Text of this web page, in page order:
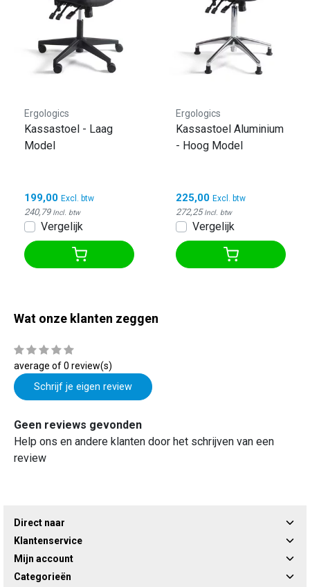
Ergologics
Kassastoel - Laag
Model
199,00 Excl. btw
240,79 Incl. btw
Vergelijk
Ergologics
Kassastoel Aluminium
- Hoog Model
225,00 Excl. btw
272,25 Incl. btw
Vergelijk
Wat onze klanten zeggen
average of 0 review(s)
Schrijf je eigen review
Geen reviews gevonden
Help ons en andere klanten door het schrijven van een
review
Direct naar
Klantenservice
Mijn account
Categorieën